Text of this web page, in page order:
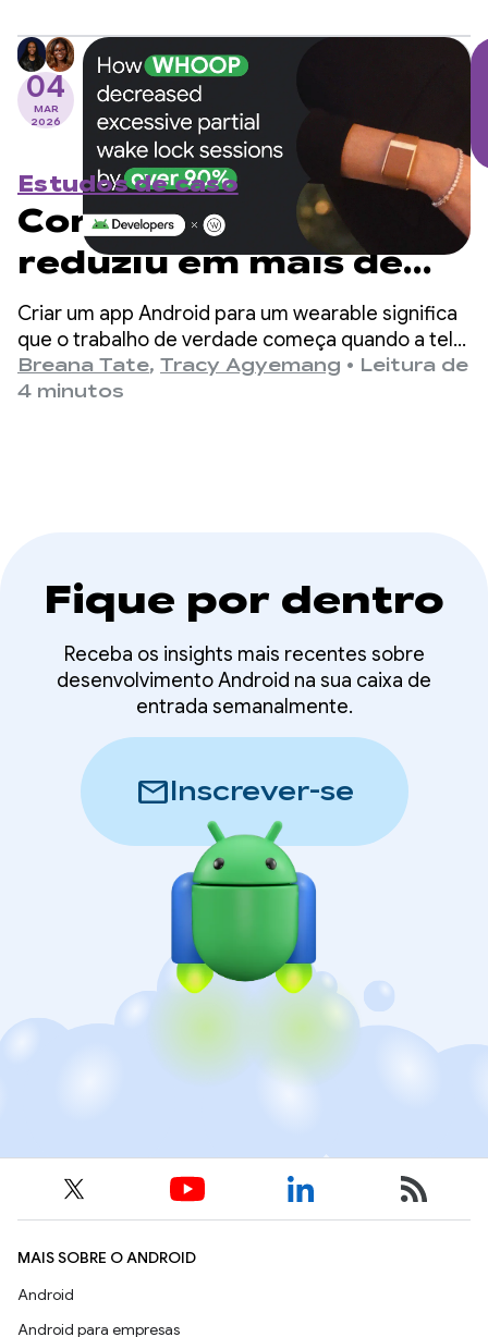
usuário com o Media3
PreloadManager
usuários em todo o mundo.
04
MAR
2026
Estudos de caso
Como a WHOOP
reduziu em mais de
90% as sessões
excessivas de wake
lock parcial
Criar um app Android para um wearable significa
que o trabalho de verdade começa quando a tela
é desligada.
Breana Tate, Tracy Agyemang • Leitura de
4 minutos
Fique por dentro
Receba os insights mais recentes sobre
desenvolvimento Android na sua caixa de
entrada semanalmente.
mailInscrever-se
MAIS SOBRE O ANDROID
Android
Android para empresas